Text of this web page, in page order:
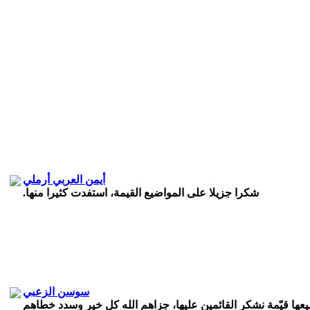
شكرا جزيلا على المواضيع القيمة، استفدت كثيرا منها.
قيّمة نشكر القائمين عليها، جزاهم الله كل خير وسدد خطاهم